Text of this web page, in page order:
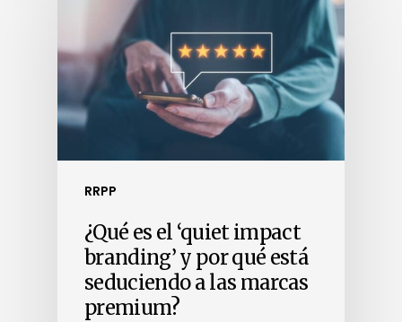
RRPP
¿Qué es el ‘quiet impact
branding’ y por qué está
seduciendo a las marcas
premium?